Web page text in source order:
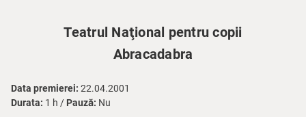
Teatrul Naţional pentru copii
Abracadabra
Data premierei: 22.04.2001
Durata: 1 h / Pauză: Nu